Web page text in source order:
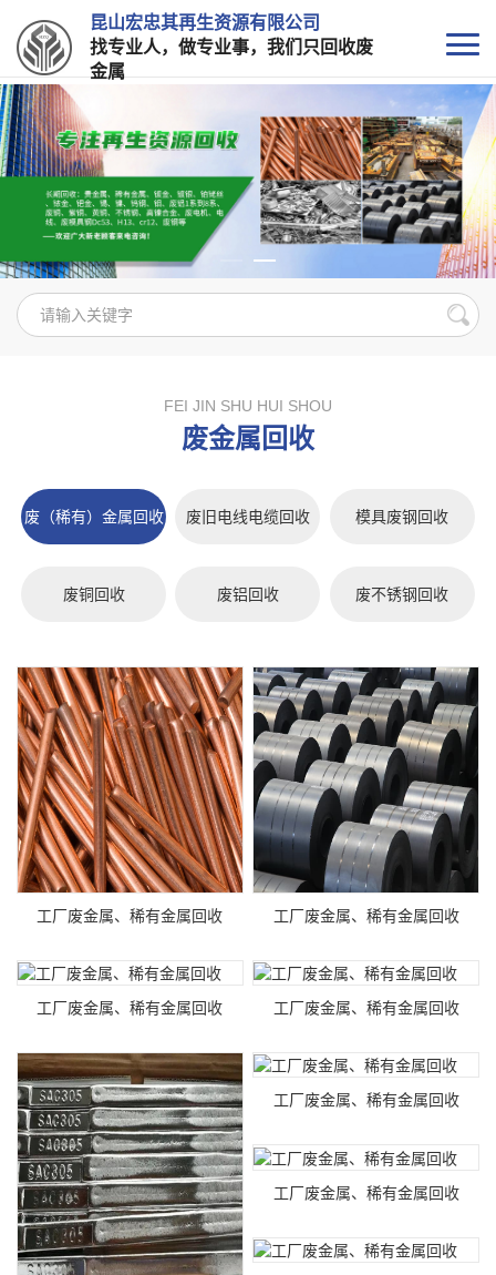
昆山宏忠其再生资源有限公司
找专业人，做专业事，我们只回收废
金属
FEI JIN SHU HUI SHOU
废金属回收
废（稀有）金属回收 废旧电线电缆回收 模具废钢回收
废铜回收 废铝回收 废不锈钢回收
工厂废金属、稀有金属回收 工厂废金属、稀有金属回收
工厂废金属、稀有金属回收 工厂废金属、稀有金属回收
工厂废金属、稀有金属回收
工厂废金属、稀有金属回收